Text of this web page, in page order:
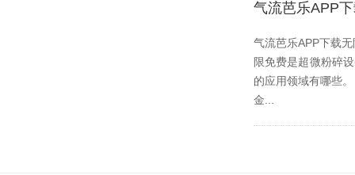
气流芭乐APP
气流芭乐APP下载无
限免费是超微粉碎设
的应用领域有哪些。
金...